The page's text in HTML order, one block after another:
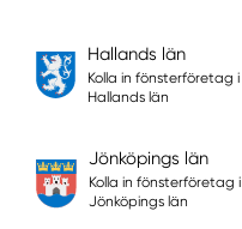
Hallands län
Kolla in fönsterföretag i
Hallands län
Jönköpings län
Kolla in fönsterföretag i
Jönköpings län